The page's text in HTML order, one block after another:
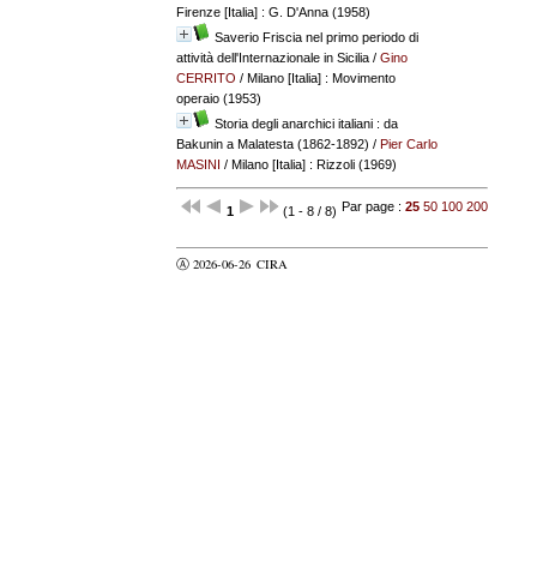
Firenze [Italia] : G. D'Anna (1958)
Saverio Friscia nel primo periodo di
attività dell'Internazionale in Sicilia/ Gino
CERRITO / Milano [Italia] : Movimento
operaio (1953)
Storia degli anarchici italiani : da
Bakunin a Malatesta (1862-1892) / Pier Carlo
MASINI / Milano [Italia] : Rizzoli (1969)
1 (1 - 8 / 8) Par page : 25 50 100 200
Ⓐ 2026-06-26 CIRA